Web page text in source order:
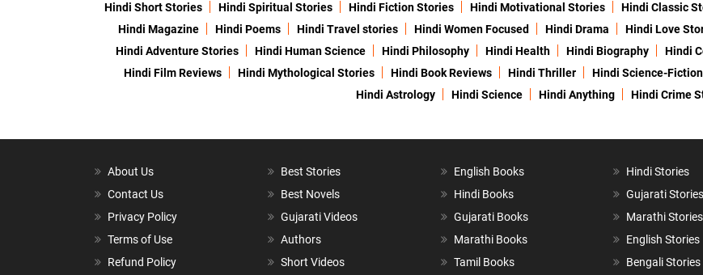
Hindi Short Stories Hindi Spiritual Stories Hindi Fiction Stories Hindi Motivational Stories Hindi Classic
Hindi Magazine
Hindi Poems Hindi Travel stories Hindi Women Focused Hindi Drama Hindi Love
Hindi Adventure Stories
Hindi Human Science Hindi Philosophy Hindi Health Hindi Biography Hindi
Hindi Film Reviews
Hindi Mythological Stories Hindi Book Reviews Hindi Thriller Hindi Science-Fiction
Hindi Astrology
Hindi Science Hindi Anything Hindi Crime
About Us
Contact Us
Privacy Policy
Terms of Use
Refund Policy
Best Stories
Best Novels
Gujarati Videos
Authors
Short Videos
English Books
Hindi Books
Gujarati Books
Marathi Books
Tamil Books
Hindi Stories
Gujarati Stories
Marathi Stories
English Stories
Bengali Stories